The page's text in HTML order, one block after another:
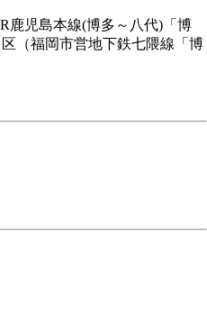
鹿児島本線(博多～八代)「博
（福岡市営地下鉄七隈線「博